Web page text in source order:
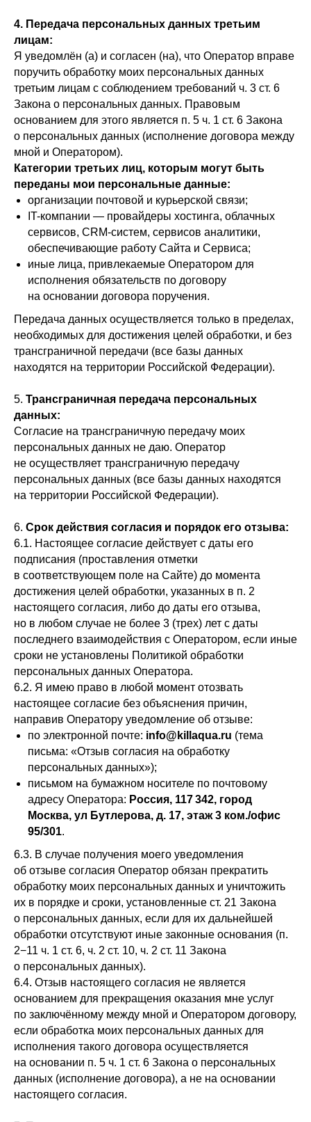
4. Передача персональных данных третьим
лицам:
Я уведомлён (а) и согласен (на), что Оператор вправе
поручить обработку моих персональных данных
третьим лицам с соблюдением требований ч. 3 ст. 6
Закона о персональных данных. Правовым
основанием для этого является п. 5 ч. 1 ст. 6 Закона
о персональных данных (исполнение договора между
мной и Оператором).
Категории третьих лиц, которым могут быть
переданы мои персональные данные:
организации почтовой и курьерской связи;
IT-компании — провайдеры хостинга, облачных
сервисов, CRM-систем, сервисов аналитики,
обеспечивающие работу Сайта и Сервиса;
иные лица, привлекаемые Оператором для
исполнения обязательств по договору
на основании договора поручения.
Передача данных осуществляется только в пределах,
необходимых для достижения целей обработки, и без
трансграничной передачи (все базы данных
находятся на территории Российской Федерации).
5. Трансграничная передача персональных
данных:
Согласие на трансграничную передачу моих
персональных данных не даю. Оператор
не осуществляет трансграничную передачу
персональных данных (все базы данных находятся
на территории Российской Федерации).
6. Срок действия согласия и порядок его отзыва:
6.1. Настоящее согласие действует с даты его
подписания (проставления отметки
в соответствующем поле на Сайте) до момента
достижения целей обработки, указанных в п. 2
настоящего согласия, либо до даты его отзыва,
но в любом случае не более 3 (трех) лет с даты
последнего взаимодействия с Оператором, если иные
сроки не установлены Политикой обработки
персональных данных Оператора.
6.2. Я имею право в любой момент отозвать
настоящее согласие без объяснения причин,
направив Оператору уведомление об отзыве:
по электронной почте: info@killaqua.ru (тема
письма: «Отзыв согласия на обработку
персональных данных»);
письмом на бумажном носителе по почтовому
адресу Оператора: Россия, 117 342, город
Москва, ул Бутлерова, д. 17, этаж 3 ком./офис
95/301.
6.3. В случае получения моего уведомления
об отзыве согласия Оператор обязан прекратить
обработку моих персональных данных и уничтожить
их в порядке и сроки, установленные ст. 21 Закона
о персональных данных, если для их дальнейшей
обработки отсутствуют иные законные основания (п.
2−11 ч. 1 ст. 6, ч. 2 ст. 10, ч. 2 ст. 11 Закона
о персональных данных).
6.4. Отзыв настоящего согласия не является
основанием для прекращения оказания мне услуг
по заключённому между мной и Оператором договору,
если обработка моих персональных данных для
исполнения такого договора осуществляется
на основании п. 5 ч. 1 ст. 6 Закона о персональных
данных (исполнение договора), а не на основании
настоящего согласия.